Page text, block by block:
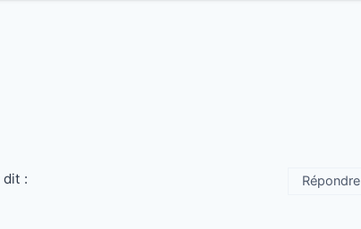
dit : Répondre